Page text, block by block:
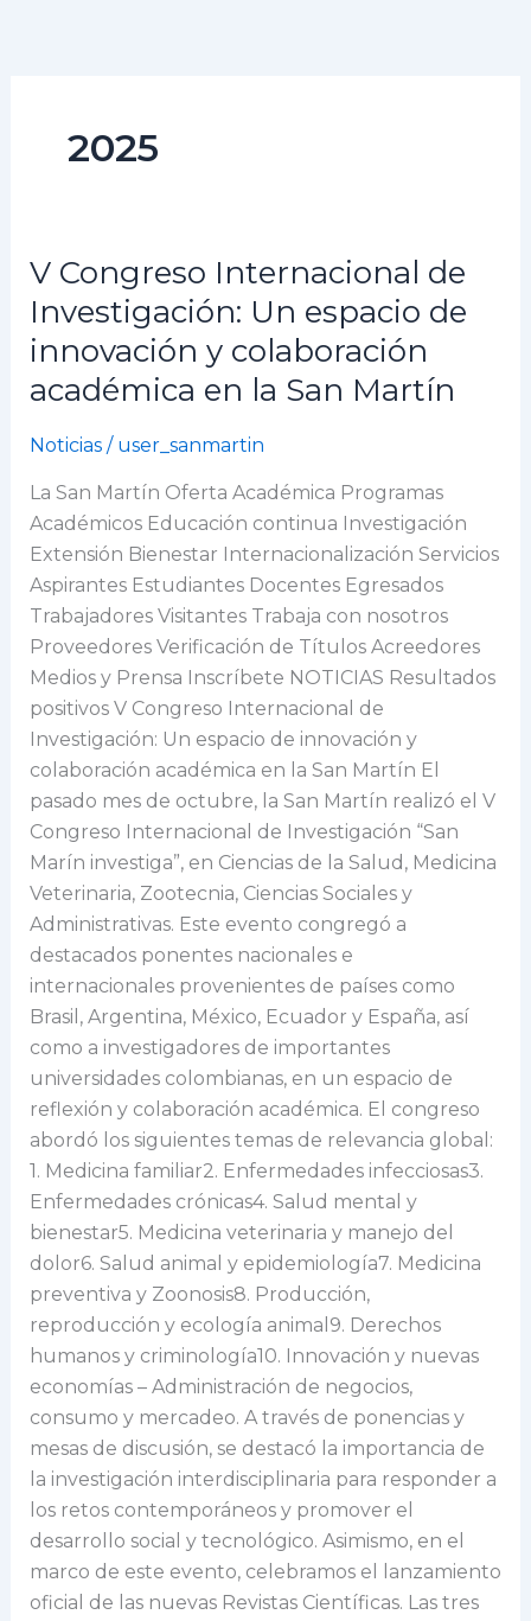
2025
V Congreso Internacional de
Investigación: Un espacio de
innovación y colaboración
académica en la San Martín
Noticias/ user_sanmartin
La San Martín Oferta Académica Programas
Académicos Educación continua Investigación
Extensión Bienestar Internacionalización Servicios
Aspirantes Estudiantes Docentes Egresados
Trabajadores Visitantes Trabaja con nosotros
Proveedores Verificación de Títulos Acreedores
Medios y Prensa Inscríbete NOTICIAS Resultados
positivos V Congreso Internacional de
Investigación: Un espacio de innovación y
colaboración académica en la San Martín El
pasado mes de octubre, la San Martín realizó el V
Congreso Internacional de Investigación “San
Marín investiga”, en Ciencias de la Salud, Medicina
Veterinaria, Zootecnia, Ciencias Sociales y
Administrativas. Este evento congregó a
destacados ponentes nacionales e
internacionales provenientes de países como
Brasil, Argentina, México, Ecuador y España, así
como a investigadores de importantes
universidades colombianas, en un espacio de
reflexión y colaboración académica. El congreso
abordó los siguientes temas de relevancia global:
1. Medicina familiar2. Enfermedades infecciosas3.
Enfermedades crónicas4. Salud mental y
bienestar5. Medicina veterinaria y manejo del
dolor6. Salud animal y epidemiología7. Medicina
preventiva y Zoonosis8. Producción,
reproducción y ecología animal9. Derechos
humanos y criminología10. Innovación y nuevas
economías – Administración de negocios,
consumo y mercadeo. A través de ponencias y
mesas de discusión, se destacó la importancia de
la investigación interdisciplinaria para responder a
los retos contemporáneos y promover el
desarrollo social y tecnológico. Asimismo, en el
marco de este evento, celebramos el lanzamiento
oficial de las nuevas Revistas Científicas. Las tres
V
Congreso
Internacional
de
Investigación:
espacio
de
innovación
y
colaboración
académica
en
la
San
Martín